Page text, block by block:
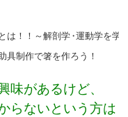
は！！～解剖学・運動学を学
具制作で箸を作ろう！
味があるけど、
らないという方は